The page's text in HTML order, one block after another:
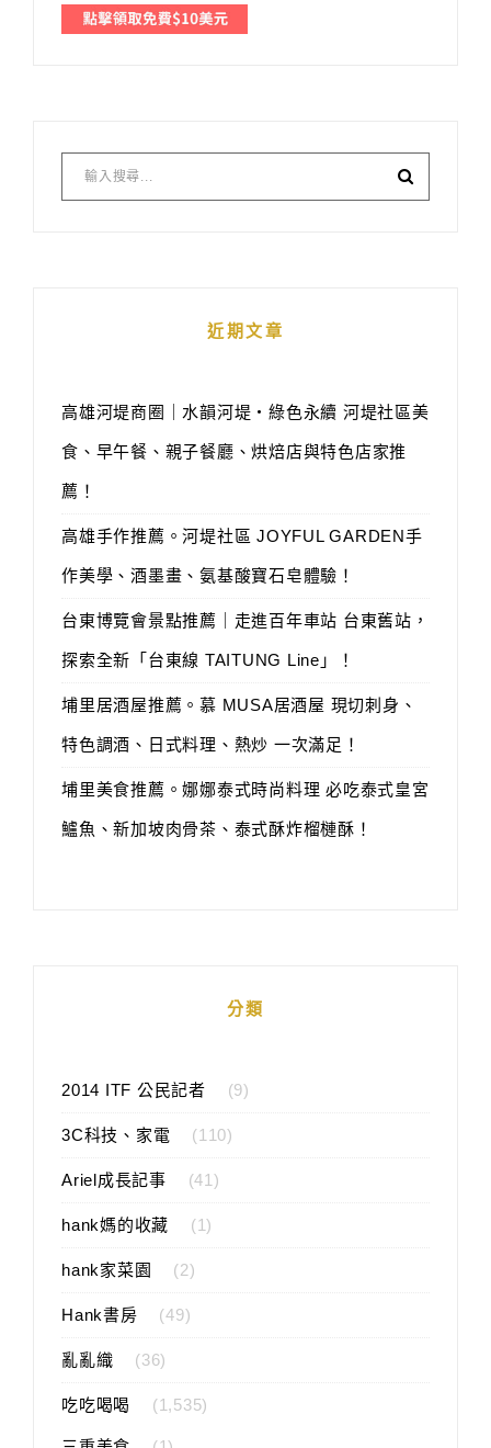
近期文章
高雄河堤商圈｜水韻河堤‧綠色永續 河堤社區美
食、早午餐、親子餐廳、烘焙店與特色店家推
薦！
高雄手作推薦。河堤社區 JOYFUL GARDEN手
作美學、酒墨畫、氨基酸寶石皂體驗！
台東博覽會景點推薦｜走進百年車站 台東舊站，
探索全新「台東線 TAITUNG Line」！
埔里居酒屋推薦。慕 MUSA居酒屋 現切刺身、
特色調酒、日式料理、熱炒 一次滿足！
埔里美食推薦。娜娜泰式時尚料理 必吃泰式皇宮
鱸魚、新加坡肉骨茶、泰式酥炸榴槤酥！
分類
2014 ITF 公民記者 (9)
3C科技、家電 (110)
Ariel成長記事 (41)
hank媽的收藏 (1)
hank家菜園 (2)
Hank書房 (49)
亂亂織 (36)
吃吃喝喝 (1,535)